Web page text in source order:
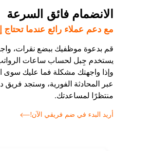
الانضمام فائق السرعة
مع دعم عملاء رائع عندما تحتاج
قم بدعوة موظفيك ببضع نقرات،
يستخدم جِبل لحساب ساعات
وإذا واجهتك مشكلة فما عليك سوى
عبر المحادثة الفورية، وستجد فريق
منتظرًا لمساعدتك.
أريد البدء في ضم فريقي الآن!